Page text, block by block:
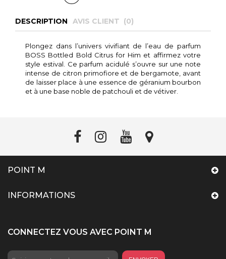
DESCRIPTION AVIS CLIENT (0)
Plongez dans l’univers vivifiant de l’eau de parfum
BOSS Bottled Bold Citrus for Him et affirmez votre
style estival. Ce parfum acidulé s’ouvre sur une note
intense de citron primofiore et de bergamote, avant
de laisser place à une essence de géranium bourbon
et à une base noble de patchouli et de vétiver.
POINT M
INFORMATIONS
CONNECTEZ VOUS AVEC POINT M